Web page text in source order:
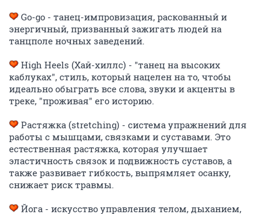
Go-go - танец-импровизация, раскованный и
энергичный, призванный зажигать людей на
танцполе ночных заведений.
High Heels (Хай-хиллс) - "танец на высоких
каблуках", стиль, который нацелен на то, чтобы
идеально обыграть все слова, звуки и акценты в
треке, "проживая" его историю.
Растяжка (stretching) - система упражнений для
работы с мышцами, связками и суставами. Это
естественная растяжка, которая улучшает
эластичность связок и подвижность суставов, а
также развивает гибкость, выпрямляет осанку,
снижает риск травмы.
Йога - искусство управления телом, дыханием,